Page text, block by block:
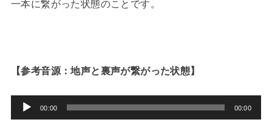
一本に繋がった状態のことです。
【参考音源：地声と裏声が繋がった状態】
声
00:00 00:00